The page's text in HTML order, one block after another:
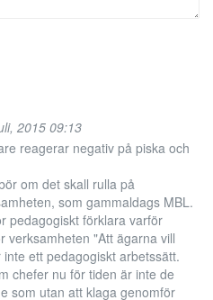
2015 09:13
reagerar negativ på piska och
om det skall rulla på
som gammaldags MBL.
pedagogiskt förklara varför
verksamheten "Att ägarna vill
ett pedagogiskt arbetssätt.
chefer nu för tiden är inte de
som utan att klaga genomför